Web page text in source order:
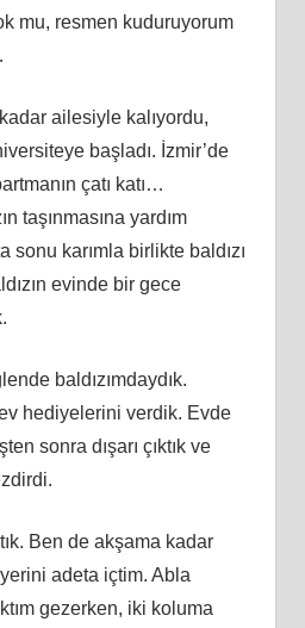
mu, resmen kuduruyorum
ailesiyle kalıyordu,
başladı. İzmir’de
çatı katı…
taşınmasına yardım
sonu karımla birlikte baldızı
evinde bir gece
baldızımdaydık.
ev hediyelerini verdik. Evde
sonra dışarı çıktık ve
Ben de akşama kadar
yerini adeta içtim. Abla
gezerken, iki koluma